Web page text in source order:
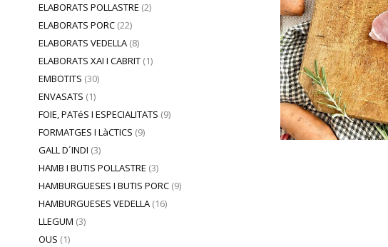
ELABORATS POLLASTRE (2)
ELABORATS PORC (22)
ELABORATS VEDELLA (8)
ELABORATS XAI I CABRIT (1)
EMBOTITS (30)
ENVASATS (1)
FOIE, PATéS I ESPECIALITATS (9)
FORMATGES I LàCTICS (9)
GALL D´INDI (3)
HAMB I BUTIS POLLASTRE (3)
HAMBURGUESES I BUTIS PORC (9)
HAMBURGUESES VEDELLA (16)
LLEGUM (3)
OUS (1)